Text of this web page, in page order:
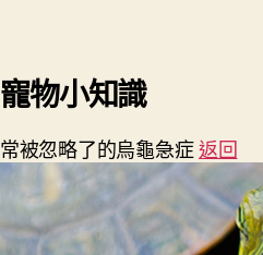
寵物小知識
常被忽略了的烏龜急症返回